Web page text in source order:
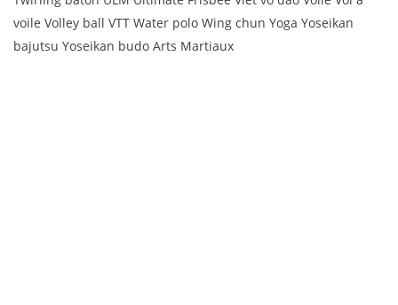
voile Volley ball VTT Water polo Wing chun Yoga Yoseikan
bajutsu Yoseikan budo Arts Martiaux